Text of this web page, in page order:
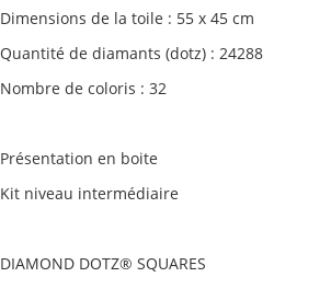
Dimensions de la toile : 55 x 45 cm
Quantité de diamants (dotz) : 24288
Nombre de coloris : 32
Présentation en boite
Kit niveau intermédiaire
DIAMOND DOTZ® SQUARES